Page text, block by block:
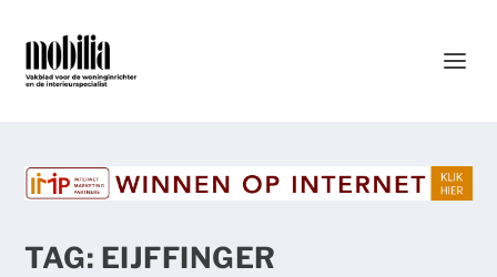
TAG: EIJFFINGER